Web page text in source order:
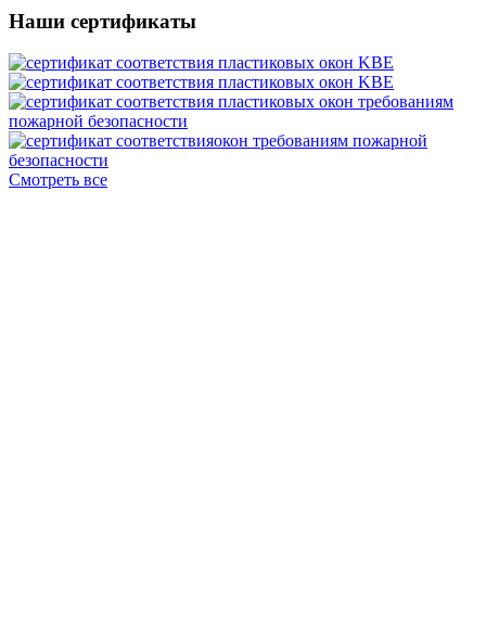
Наши сертификаты
Смотреть все